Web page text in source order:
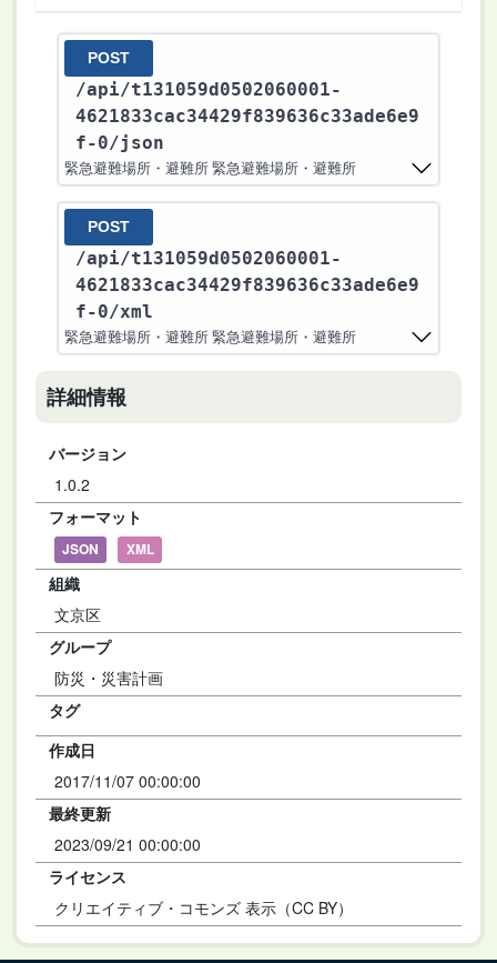
POST
/api/t131059d0502060001-
4621833cac34429f839636c33ade6e9
f-0/json
緊急避難場所・避難所 緊急避難場所・避難所
POST
/api/t131059d0502060001-
4621833cac34429f839636c33ade6e9
f-0/xml
緊急避難場所・避難所 緊急避難場所・避難所
詳細情報
バージョン
1.0.2
フォーマット
JSON XML
組織
文京区
グループ
防災・災害計画
タグ
作成日
2017/11/07 00:00:00
最終更新
2023/09/21 00:00:00
ライセンス
クリエイティブ・コモンズ 表示（CC BY）